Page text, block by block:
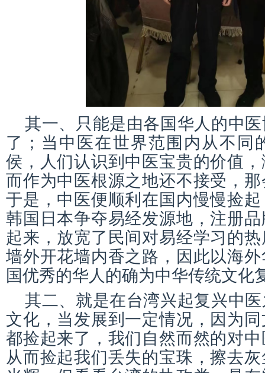
其一、只能是由各国华人的中
了；当中医在世界范围内从不同
侯，人们认识到中医宝贵的价值
而作为中医根源之地还不接受，
于是，中医便顺利在国内慢慢捡
韩国日本争夺易经发源地，注册
起来，放宽了民间对易经学习的
墙外开花墙内香之路，因此以海
国优秀的华人的确为中华传统文化
其二、就是在台湾兴起复兴中
文化，当发展到一定情况，因为
都捡起来了，我们自然而然的对
从而捡起我们丢失的宝珠，擦去